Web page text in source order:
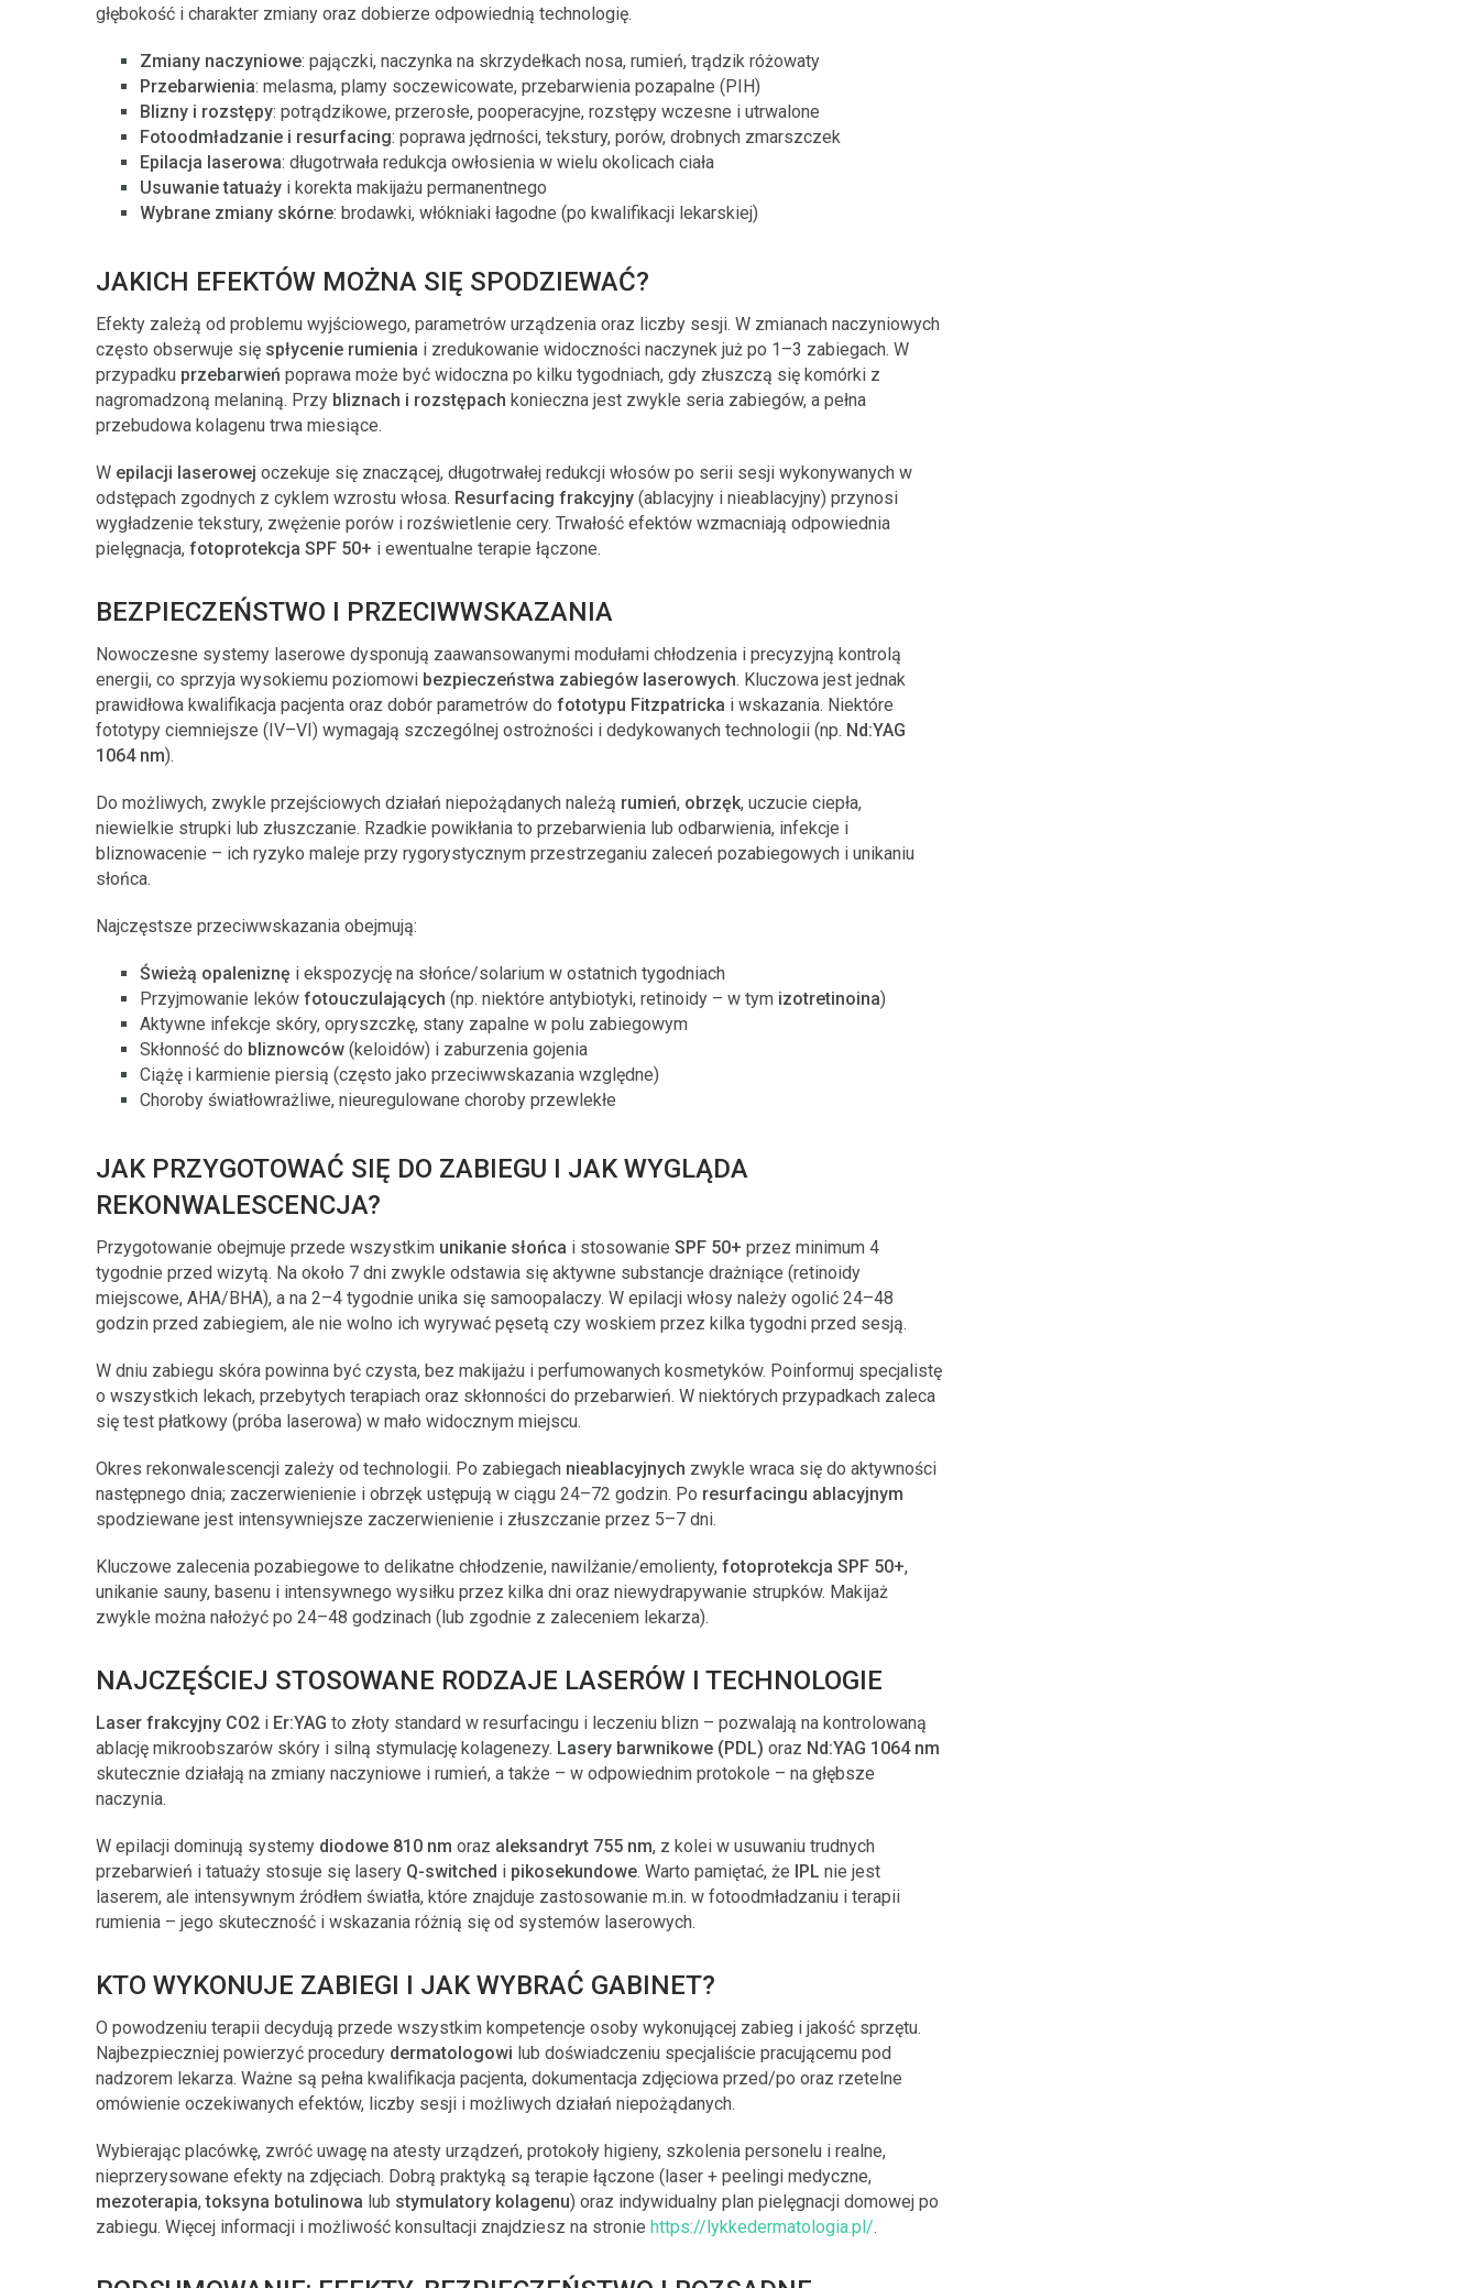
głębokość i charakter zmiany oraz dobierze odpowiednią technologię.
Zmiany naczyniowe: pajączki, naczynka na skrzydełkach nosa, rumień, trądzik różowaty
Przebarwienia: melasma, plamy soczewicowate, przebarwienia pozapalne (PIH)
Blizny i rozstępy: potrądzikowe, przerosłe, pooperacyjne, rozstępy wczesne i utrwalone
Fotoodmładzanie i resurfacing: poprawa jędrności, tekstury, porów, drobnych zmarszczek
Epilacja laserowa: długotrwała redukcja owłosienia w wielu okolicach ciała
Usuwanie tatuaży i korekta makijażu permanentnego
Wybrane zmiany skórne: brodawki, włókniaki łagodne (po kwalifikacji lekarskiej)
JAKICH EFEKTÓW MOŻNA SIĘ SPODZIEWAĆ?
Efekty zależą od problemu wyjściowego, parametrów urządzenia oraz liczby sesji. W zmianach naczyniowych
często obserwuje się spłycenie rumienia i zredukowanie widoczności naczynek już po 1–3 zabiegach. W
przypadku przebarwień poprawa może być widoczna po kilku tygodniach, gdy złuszczą się komórki z
nagromadzoną melaniną. Przy bliznach i rozstępach konieczna jest zwykle seria zabiegów, a pełna
przebudowa kolagenu trwa miesiące.
W epilacji laserowej oczekuje się znaczącej, długotrwałej redukcji włosów po serii sesji wykonywanych w
odstępach zgodnych z cyklem wzrostu włosa. Resurfacing frakcyjny (ablacyjny i nieablacyjny) przynosi
wygładzenie tekstury, zwężenie porów i rozświetlenie cery. Trwałość efektów wzmacniają odpowiednia
pielęgnacja, fotoprotekcja SPF 50+ i ewentualne terapie łączone.
BEZPIECZEŃSTWO I PRZECIWWSKAZANIA
Nowoczesne systemy laserowe dysponują zaawansowanymi modułami chłodzenia i precyzyjną kontrolą
energii, co sprzyja wysokiemu poziomowi bezpieczeństwa zabiegów laserowych. Kluczowa jest jednak
prawidłowa kwalifikacja pacjenta oraz dobór parametrów do fototypu Fitzpatricka i wskazania. Niektóre
fototypy ciemniejsze (IV–VI) wymagają szczególnej ostrożności i dedykowanych technologii (np. Nd:YAG
1064 nm).
Do możliwych, zwykle przejściowych działań niepożądanych należą rumień, obrzęk, uczucie ciepła,
niewielkie strupki lub złuszczanie. Rzadkie powikłania to przebarwienia lub odbarwienia, infekcje i
bliznowacenie – ich ryzyko maleje przy rygorystycznym przestrzeganiu zaleceń pozabiegowych i unikaniu
słońca.
Najczęstsze przeciwwskazania obejmują:
Świeżą opaleniznę i ekspozycję na słońce/solarium w ostatnich tygodniach
Przyjmowanie leków fotouczulających (np. niektóre antybiotyki, retinoidy – w tym izotretinoina)
Aktywne infekcje skóry, opryszczkę, stany zapalne w polu zabiegowym
Skłonność do bliznowców (keloidów) i zaburzenia gojenia
Ciążę i karmienie piersią (często jako przeciwwskazania względne)
Choroby światłowrażliwe, nieuregulowane choroby przewlekłe
JAK PRZYGOTOWAĆ SIĘ DO ZABIEGU I JAK WYGLĄDA
REKONWALESCENCJA?
Przygotowanie obejmuje przede wszystkim unikanie słońca i stosowanie SPF 50+ przez minimum 4
tygodnie przed wizytą. Na około 7 dni zwykle odstawia się aktywne substancje drażniące (retinoidy
miejscowe, AHA/BHA), a na 2–4 tygodnie unika się samoopalaczy. W epilacji włosy należy ogolić 24–48
godzin przed zabiegiem, ale nie wolno ich wyrywać pęsetą czy woskiem przez kilka tygodni przed sesją.
W dniu zabiegu skóra powinna być czysta, bez makijażu i perfumowanych kosmetyków. Poinformuj specjalistę
o wszystkich lekach, przebytych terapiach oraz skłonności do przebarwień. W niektórych przypadkach zaleca
się test płatkowy (próba laserowa) w mało widocznym miejscu.
Okres rekonwalescencji zależy od technologii. Po zabiegach nieablacyjnych zwykle wraca się do aktywności
następnego dnia; zaczerwienienie i obrzęk ustępują w ciągu 24–72 godzin. Po resurfacingu ablacyjnym
spodziewane jest intensywniejsze zaczerwienienie i złuszczanie przez 5–7 dni.
Kluczowe zalecenia pozabiegowe to delikatne chłodzenie, nawilżanie/emolienty, fotoprotekcja SPF 50+,
unikanie sauny, basenu i intensywnego wysiłku przez kilka dni oraz niewydrapywanie strupków. Makijaż
zwykle można nałożyć po 24–48 godzinach (lub zgodnie z zaleceniem lekarza).
NAJCZĘŚCIEJ STOSOWANE RODZAJE LASERÓW I TECHNOLOGIE
Laser frakcyjny CO2 i Er:YAG to złoty standard w resurfacingu i leczeniu blizn – pozwalają na kontrolowaną
ablację mikroobszarów skóry i silną stymulację kolagenezy. Lasery barwnikowe (PDL) oraz Nd:YAG 1064 nm
skutecznie działają na zmiany naczyniowe i rumień, a także – w odpowiednim protokole – na głębsze
naczynia.
W epilacji dominują systemy diodowe 810 nm oraz aleksandryt 755 nm, z kolei w usuwaniu trudnych
przebarwień i tatuaży stosuje się lasery Q-switched i pikosekundowe. Warto pamiętać, że IPL nie jest
laserem, ale intensywnym źródłem światła, które znajduje zastosowanie m.in. w fotoodmładzaniu i terapii
rumienia – jego skuteczność i wskazania różnią się od systemów laserowych.
KTO WYKONUJE ZABIEGI I JAK WYBRAĆ GABINET?
O powodzeniu terapii decydują przede wszystkim kompetencje osoby wykonującej zabieg i jakość sprzętu.
Najbezpieczniej powierzyć procedury dermatologowi lub doświadczeniu specjaliście pracującemu pod
nadzorem lekarza. Ważne są pełna kwalifikacja pacjenta, dokumentacja zdjęciowa przed/po oraz rzetelne
omówienie oczekiwanych efektów, liczby sesji i możliwych działań niepożądanych.
Wybierając placówkę, zwróć uwagę na atesty urządzeń, protokoły higieny, szkolenia personelu i realne,
nieprzerysowane efekty na zdjęciach. Dobrą praktyką są terapie łączone (laser + peelingi medyczne,
mezoterapia,toksyna botulinowa lub stymulatory kolagenu) oraz indywidualny plan pielęgnacji domowej po
zabiegu. Więcej informacji i możliwość konsultacji znajdziesz na stronie https://lykkedermatologia.pl/.